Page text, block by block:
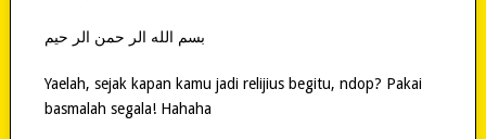
بسم الله الر حمن الر حيم
Yaelah, sejak kapan kamu jadi relijius begitu, ndop? Pakai
basmalah segala! Hahaha